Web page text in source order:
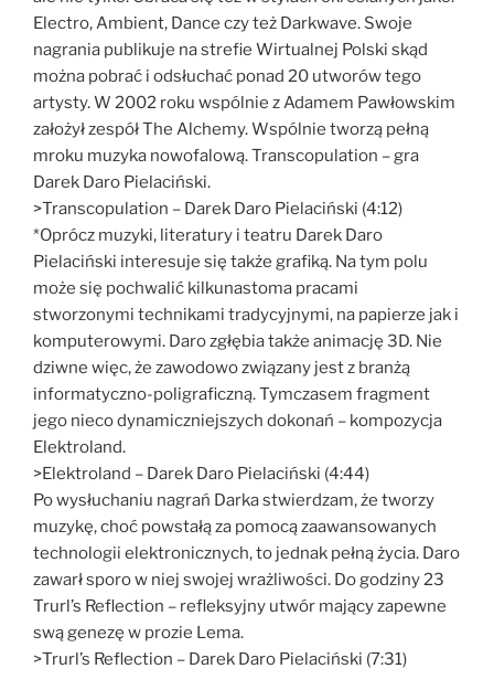
Electro, Ambient, Dance czy też Darkwave. Swoje
nagrania publikuje na strefie Wirtualnej Polski skąd
można pobrać i odsłuchać ponad 20 utworów tego
artysty. W 2002 roku wspólnie z Adamem Pawłowskim
założył zespół The Alchemy. Wspólnie tworzą pełną
mroku muzyka nowofalową. Transcopulation – gra
Darek Daro Pielaciński.
>Transcopulation – Darek Daro Pielaciński (4:12)
*Oprócz muzyki, literatury i teatru Darek Daro
Pielaciński interesuje się także grafiką. Na tym polu
może się pochwalić kilkunastoma pracami
stworzonymi technikami tradycyjnymi, na papierze jak i
komputerowymi. Daro zgłębia także animację 3D. Nie
dziwne więc, że zawodowo związany jest z branżą
informatyczno-poligraficzną. Tymczasem fragment
jego nieco dynamiczniejszych dokonań – kompozycja
Elektroland.
>Elektroland – Darek Daro Pielaciński (4:44)
Po wysłuchaniu nagrań Darka stwierdzam, że tworzy
muzykę, choć powstałą za pomocą zaawansowanych
technologii elektronicznych, to jednak pełną życia. Daro
zawarł sporo w niej swojej wrażliwości. Do godziny 23
Trurl’s Reflection – refleksyjny utwór mający zapewne
swą genezę w prozie Lema.
>Trurl’s Reflection – Darek Daro Pielaciński (7:31)